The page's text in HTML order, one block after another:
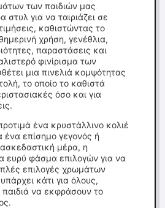
των παιδιών μας
στυλ για να ταιριάζει σε
καθιστώντας το
χρήση, γενέθλια,
παραστάσεις και
φινίρισμα των
μια πινελιά κομψότητας
το οποίο το καθιστά
όσο και για
ένα κρυστάλλινο κολιέ
ένα επίσημο γεγονός ή
μέρα, η
ευρύ φάσμα επιλογών για να
επιλογές χρωμάτων
κάτι για όλους,
να εκφράσουν το